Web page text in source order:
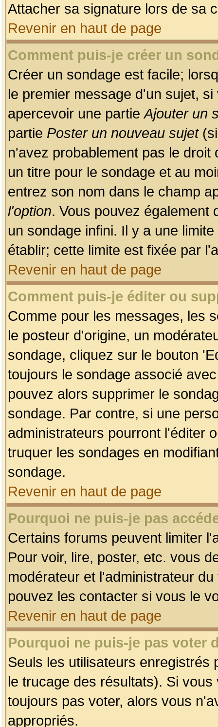
Attacher sa signature lors de sa
Revenir en haut de page
Comment puis-je créer un
Créer un sondage est facile;
le premier message d'un sujet,
apercevoir une partieAjouter un
partie Poster un nouveau sujet(si
n'avez probablement pas le
un titre pour le sondage et au
entrez son nom dans le champ
l'option. Vous pouvez également
un sondage infini. Il y a une
établir; cette limite est fixée par
Revenir en haut de page
Comment puis-je éditer ou
Comme pour les messages, les
le posteur d'origine, un
sondage, cliquez sur le bouton
toujours le sondage associé
pouvez alors supprimer le
sondage. Par contre, si une
administrateurs pourront l'éditer
truquer les sondages en
sondage.
Revenir en haut de page
Pourquoi ne puis-je pas
Certains forums peuvent limiter
Pour voir, lire, poster, etc. vous
modérateur et l'administrateur
pouvez les contacter si vous le
Revenir en haut de page
Pourquoi ne puis-je pas voter
Seuls les utilisateurs enregistrés
le trucage des résultats). Si
toujours pas voter, alors vous
appropriés.